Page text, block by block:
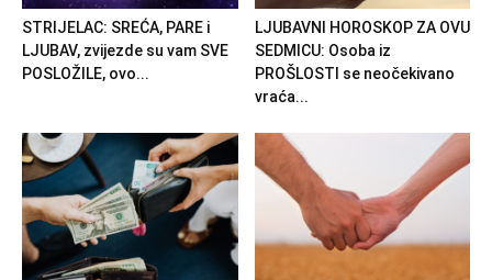
STRIJELAC: SREĆA, PARE i
LJUBAV, zvijezde su vam SVE
POSLOŽILE, ovo...
LJUBAVNI HOROSKOP ZA OVU
SEDMICU: Osoba iz
PROŠLOSTI se neočekivano
vraća...